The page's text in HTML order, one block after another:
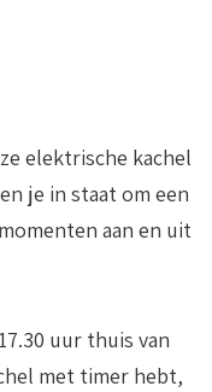
elektrische kachel
je in staat om een
aan en uit
uur thuis van
met timer hebt,